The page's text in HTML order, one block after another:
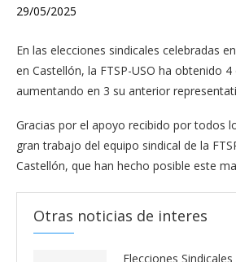
29/05/2025
En las elecciones sindicales celebradas
en Castellón, la FTSP-USO ha obtenido 4
aumentando en 3 su anterior
Gracias por el apoyo recibido por todos
gran trabajo del equipo sindical de la
Castellón, que han hecho posible este
Otras noticias de interes
Elecciones